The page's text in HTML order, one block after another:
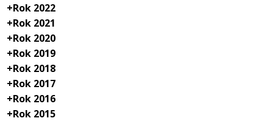
+Rok 2022
+Rok 2021
+Rok 2020
+Rok 2019
+Rok 2018
+Rok 2017
+Rok 2016
+Rok 2015